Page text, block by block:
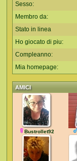
Sesso:
Membro da:
Stato in linea
Ho giocato di piu:
Compleanno:
Mia homepage:
AMICI
Bustrollet92